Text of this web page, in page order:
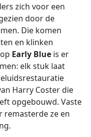
zich voor een
door de
Die komen
en klinken
Early Blue is er
elk stuk laat
Harry Coster die
opgebouwd. Vaste
remasterde ze en